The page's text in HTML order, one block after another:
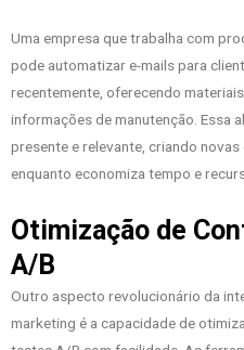
Uma empresa que trabalha com
pode automatizar e-mails para
recentemente, oferecendo
informações de manutenção. Essa
presente e relevante, criando
enquanto economiza tempo e
Otimização de
A/B
Outro aspecto revolucionário da
marketing é a capacidade de